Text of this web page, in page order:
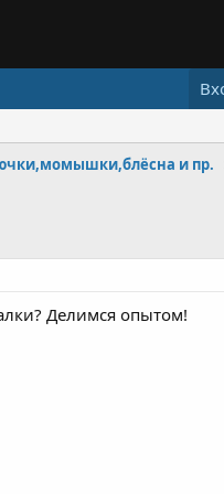
и пр.
Делимся опытом!